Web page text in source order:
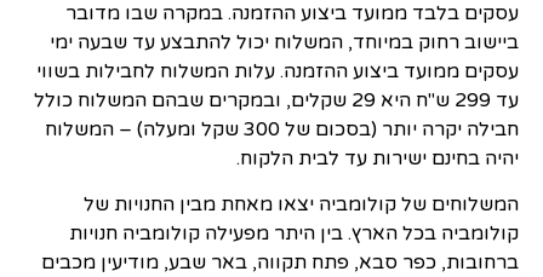
עסקים בלבד ממועד ביצוע ההזמנה. במקרה שבו מדובר
ביישוב רחוק במיוחד, המשלוח יכול להתבצע עד שבעה ימי
עסקים ממועד ביצוע ההזמנה. עלות המשלוח לחבילות בשווי
עד 299 ש"ח היא 29 שקלים, ובמקרים שבהם המשלוח כולל
חבילה יקרה יותר (בסכום של 300 שקל ומעלה) – המשלוח
יהיה בחינם ישירות עד לבית הלקוח.
המשלוחים של קולומביה יצאו מאחת מבין החנויות של
קולומביה בכל הארץ. בין היתר מפעילה קולומביה חנויות
ברחובות, כפר סבא, פתח תקווה, באר שבע, מודיעין מכבים